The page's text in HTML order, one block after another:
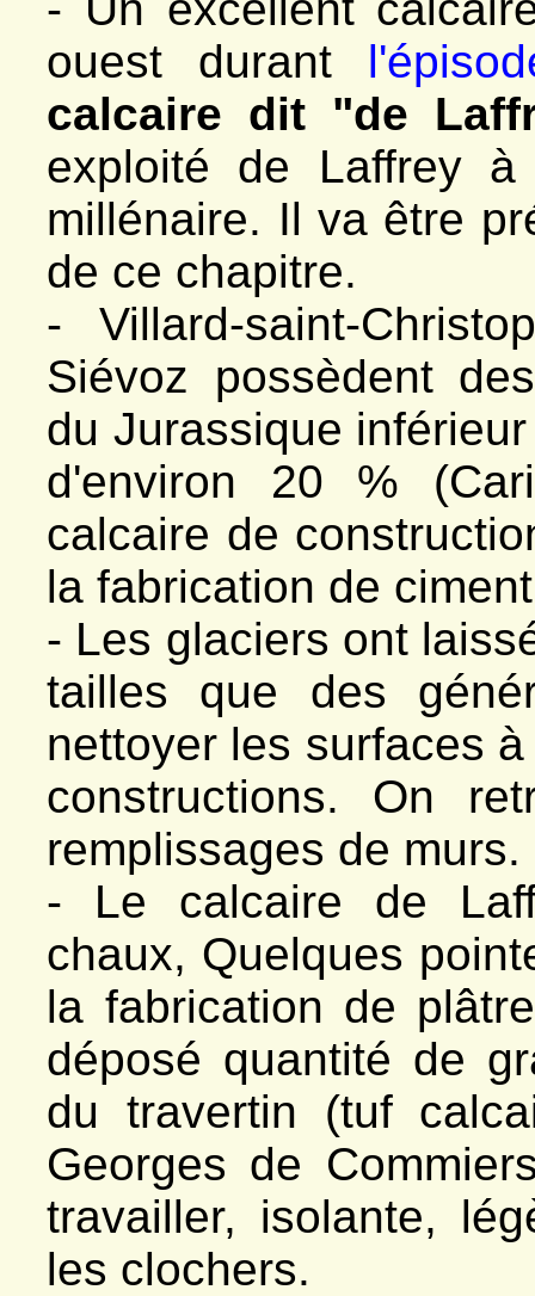
ouest durant
calcaire dit "de
exploité de Laffrey
millénaire. Il va être
de ce chapitre.
- Villard-saint-
Siévoz possèdent
du Jurassique
d'environ 20 %
calcaire de
la fabrication de
- Les glaciers ont
tailles que des
nettoyer les surfaces
constructions. On
remplissages de murs.
- Le calcaire de
chaux, Quelques
la fabrication de
déposé quantité de
du travertin (tuf
Georges de
travailler, isolante,
les clochers.